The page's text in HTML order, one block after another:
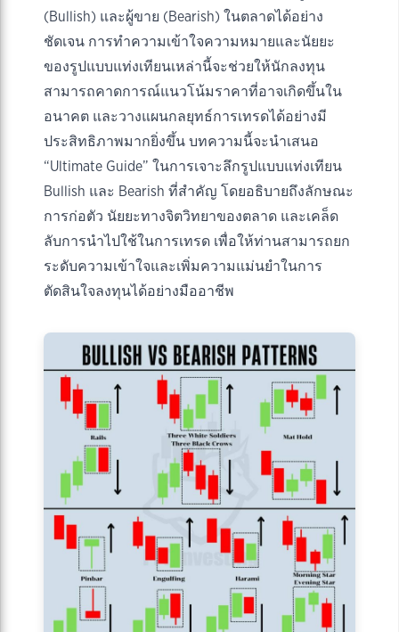
(Bullish) และผู้ขาย (Bearish) ในตลาดได้อย่าง
ชัดเจน การทำความเข้าใจความหมายและนัยยะ
ของรูปแบบแท่งเทียนเหล่านี้จะช่วยให้นักลงทุน
สามารถคาดการณ์แนวโน้มราคาที่อาจเกิดขึ้นใน
อนาคต และวางแผนกลยุทธ์การเทรดได้อย่างมี
ประสิทธิภาพมากยิ่งขึ้น บทความนี้จะนำเสนอ
“Ultimate Guide” ในการเจาะลึกรูปแบบแท่งเทียน
Bullish และ Bearish ที่สำคัญ โดยอธิบายถึงลักษณะ
การก่อตัว นัยยะทางจิตวิทยาของตลาด และเคล็ด
ลับการนำไปใช้ในการเทรด เพื่อให้ท่านสามารถยก
ระดับความเข้าใจและเพิ่มความแม่นยำในการ
ตัดสินใจลงทุนได้อย่างมืออาชีพ